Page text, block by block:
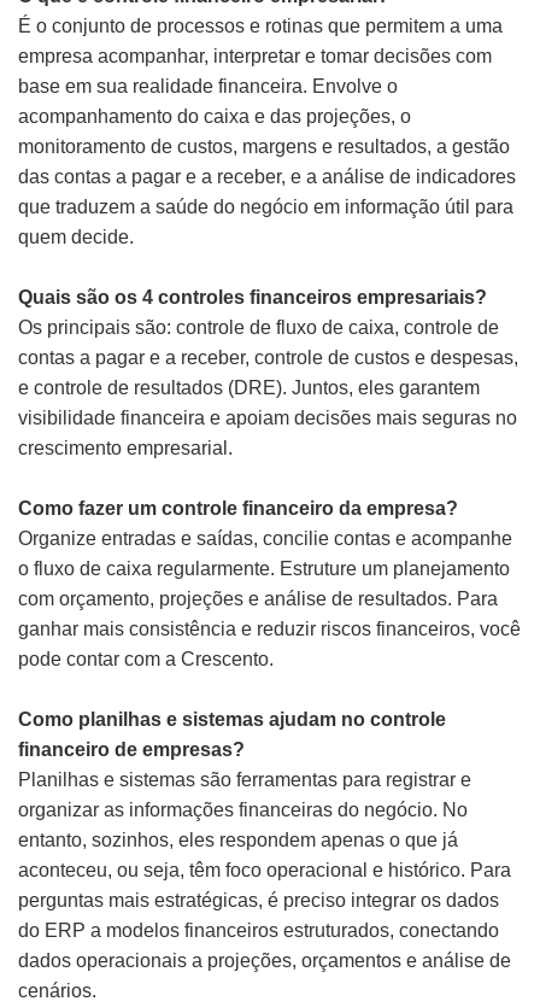
É o conjunto de processos e rotinas que permitem a uma
empresa acompanhar, interpretar e tomar decisões com
base em sua realidade financeira. Envolve o
acompanhamento do caixa e das projeções, o
monitoramento de custos, margens e resultados, a gestão
das contas a pagar e a receber, e a análise de indicadores
que traduzem a saúde do negócio em informação útil para
quem decide.
Quais são os 4 controles financeiros empresariais?
Os principais são: controle de fluxo de caixa, controle de
contas a pagar e a receber, controle de custos e despesas,
e controle de resultados (DRE). Juntos, eles garantem
visibilidade financeira e apoiam decisões mais seguras no
crescimento empresarial.
Como fazer um controle financeiro da empresa?
Organize entradas e saídas, concilie contas e acompanhe
o fluxo de caixa regularmente. Estruture um planejamento
com orçamento, projeções e análise de resultados. Para
ganhar mais consistência e reduzir riscos financeiros, você
pode contar com a Crescento.
Como planilhas e sistemas ajudam no controle
financeiro de empresas?
Planilhas e sistemas são ferramentas para registrar e
organizar as informações financeiras do negócio. No
entanto, sozinhos, eles respondem apenas o que já
aconteceu, ou seja, têm foco operacional e histórico. Para
perguntas mais estratégicas, é preciso integrar os dados
do ERP a modelos financeiros estruturados, conectando
dados operacionais a projeções, orçamentos e análise de
cenários.